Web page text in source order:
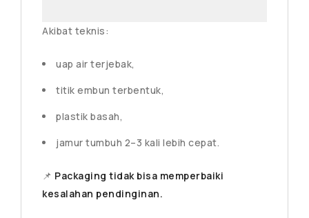
Akibat teknis:
uap air terjebak,
titik embun terbentuk,
plastik basah,
jamur tumbuh 2–3 kali lebih cepat.
📌 Packaging tidak bisa memperbaiki
kesalahan pendinginan.